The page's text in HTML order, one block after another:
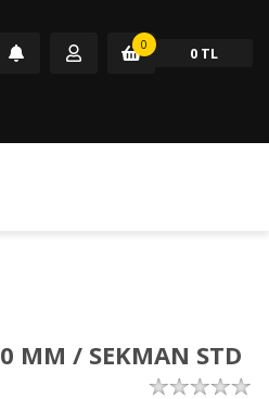
0 0 TL
MM / SEKMAN STD